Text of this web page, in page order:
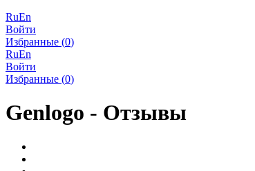
RuEn
Войти
Избранные (0)
RuEn
Войти
Избранные (0)
Genlogo - Отзывы